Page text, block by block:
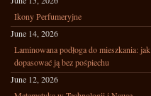
Ikony Perfumeryjne
June 14, 2026
Laminowana podłoga do mieszkania: jak
dopasować ją bez pośpiechu
June 12, 2026